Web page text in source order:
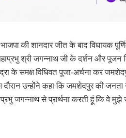
की शानदार जीत के बाद विधायक
श्री जगन्नाथ जी के दर्शन और पूजन
के समक्ष विधिवत पूजा-अर्चना कर
दौरान उन्होंने कहा कि जमशेदपुर की
जगन्नाथ से प्रार्थना करती हूं कि वे